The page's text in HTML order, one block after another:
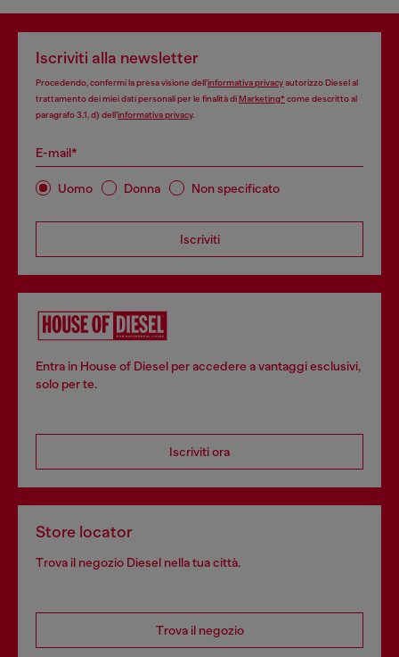
Iscriviti alla newsletter
Procedendo, confermi la presa visione dell’informativa privacyautorizzo Diesel al
trattamento dei miei dati personali per le finalità diMarketing*come descritto al
paragrafo 3.1, d) dell’informativa privacy.
E-mail*
Uomo Donna Non specificato
Iscriviti
Entra in House of Diesel per accedere a vantaggi esclusivi,
solo per te.
Iscriviti ora
Store locator
Trova il negozio Diesel nella tua città.
Trova il negozio